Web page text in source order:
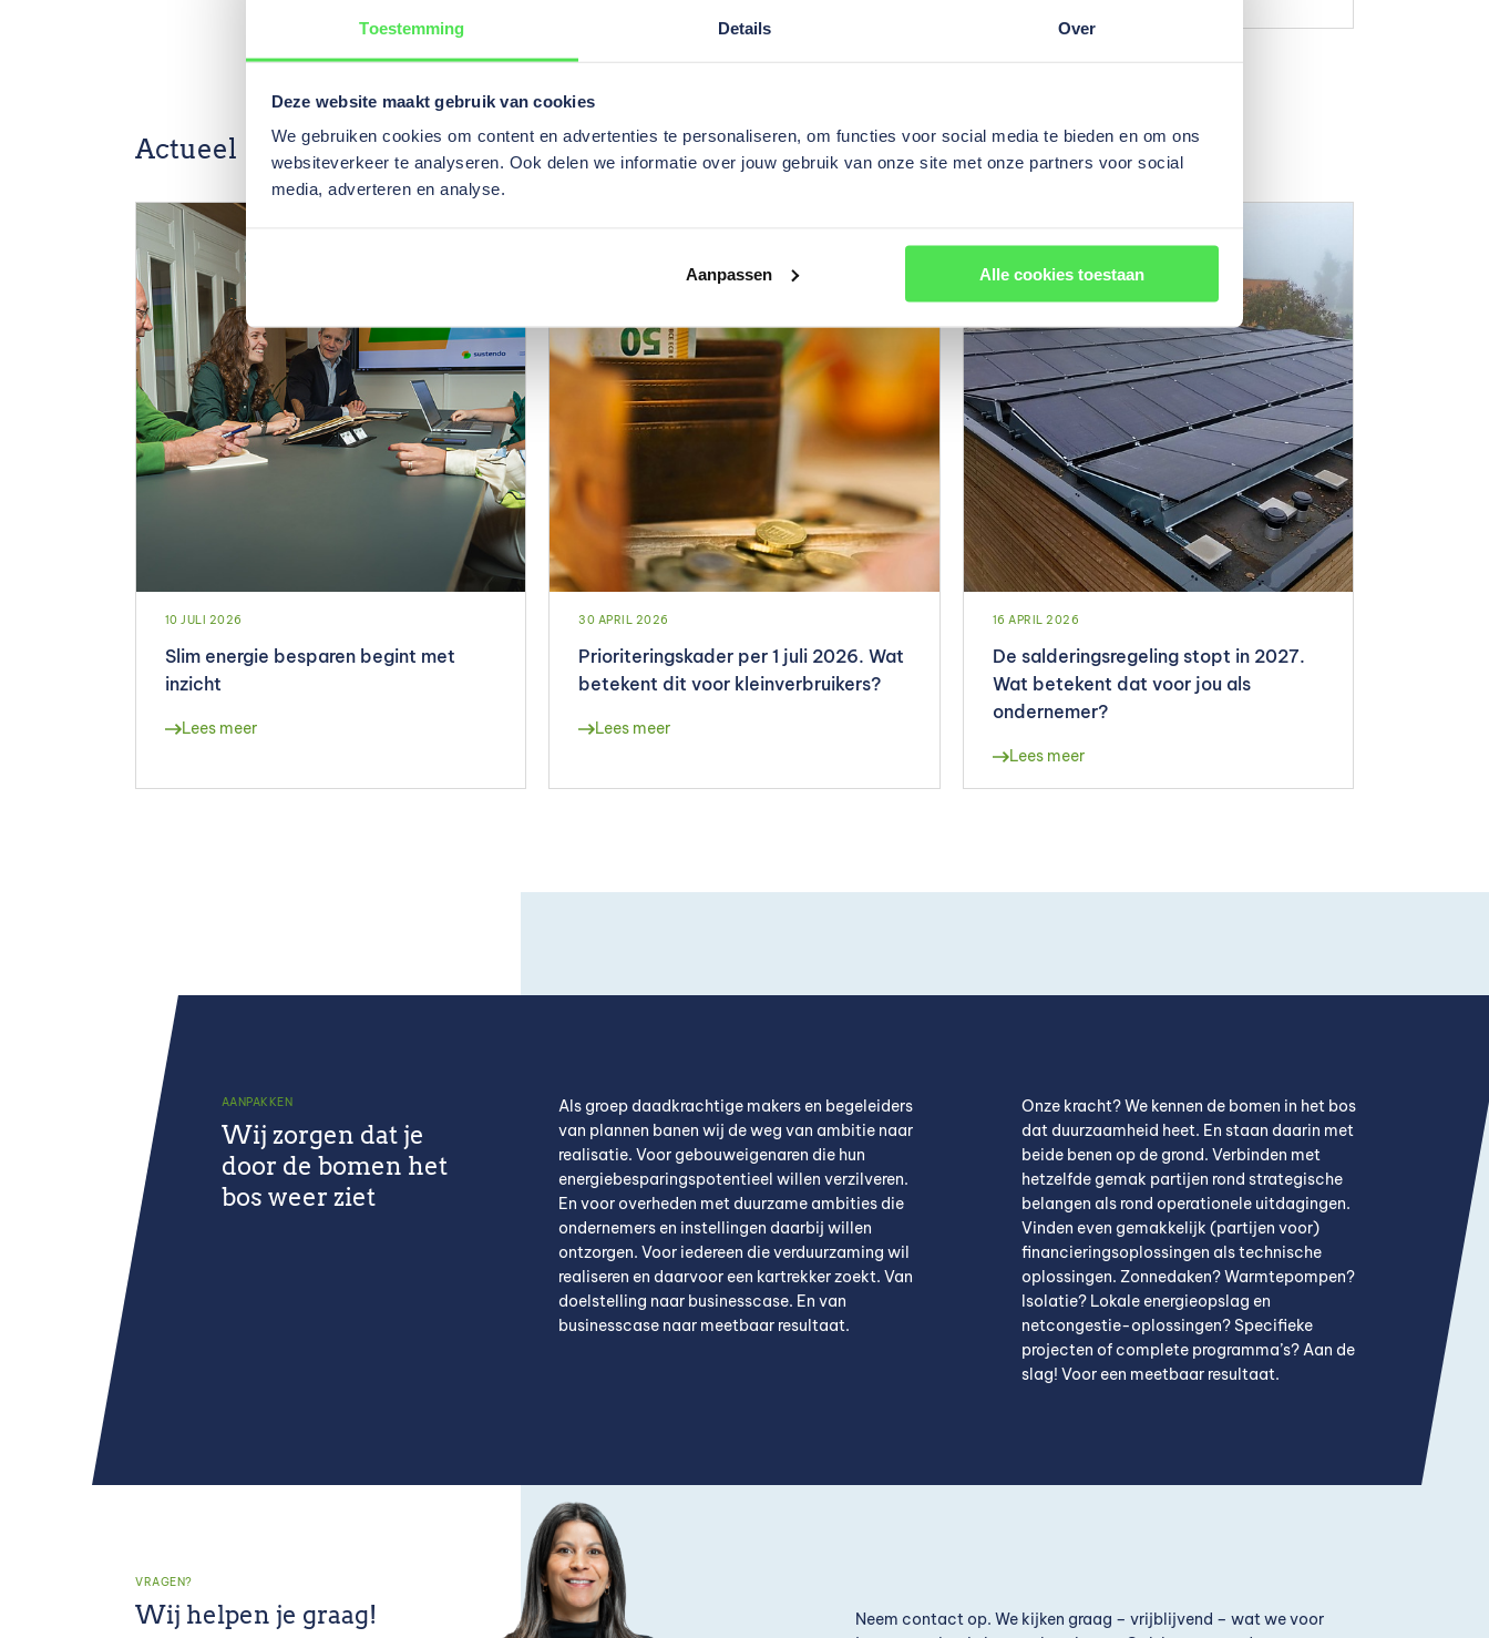
Toestemming Details Over
Deze website maakt gebruik van cookies
We gebruiken cookies om content en advertenties te personaliseren, om functies voor social media te bieden en om ons
websiteverkeer te analyseren. Ook delen we informatie over jouw gebruik van onze site met onze partners voor social
media, adverteren en analyse.
Aanpassen Alle cookies toestaan
Actueel
10 JULI 2026
Slim energie besparen begint met
inzicht
Lees meer
30 APRIL 2026
Prioriteringskader per 1 juli 2026. Wat
betekent dit voor kleinverbruikers?
Lees meer
16 APRIL 2026
De salderingsregeling stopt in 2027.
Wat betekent dat voor jou als
ondernemer?
Lees meer
AANPAKKEN
Wij zorgen dat je
door de bomen het
bos weer ziet
Als groep daadkrachtige makers en begeleiders
van plannen banen wij de weg van ambitie naar
realisatie. Voor gebouweigenaren die hun
energiebesparingspotentieel willen verzilveren.
En voor overheden met duurzame ambities die
ondernemers en instellingen daarbij willen
ontzorgen. Voor iedereen die verduurzaming wil
realiseren en daarvoor een kartrekker zoekt. Van
doelstelling naar businesscase. En van
businesscase naar meetbaar resultaat.
Onze kracht? We kennen de bomen in het bos
dat duurzaamheid heet. En staan daarin met
beide benen op de grond. Verbinden met
hetzelfde gemak partijen rond strategische
belangen als rond operationele uitdagingen.
Vinden even gemakkelijk (partijen voor)
financieringsoplossingen als technische
oplossingen. Zonnedaken? Warmtepompen?
Isolatie? Lokale energieopslag en
netcongestie-oplossingen? Specifieke
projecten of complete programma’s? Aan de
slag! Voor een meetbaar resultaat.
VRAGEN?
Wij helpen je graag!
Neem contact op. We kijken graag – vrijblijvend – wat we voor